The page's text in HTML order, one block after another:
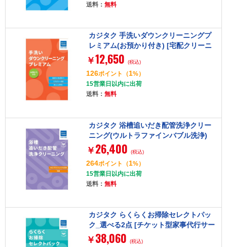
送料： 無料
カジタク 手洗いダウンクリーニングプ
レミアム(お預かり付き) [宅配クリーニ
ングサービス]
￥12,650 (税込)
126ポイント （1%）
15営業日以内に出荷
送料： 無料
カジタク 浴槽追いだき配管洗浄クリー
ニング(ウルトラファインバブル洗浄)
[チケット型家事代行サービス]
￥ 26,400 (税込)
264ポイント （1%）
15営業日以内に出荷
送料： 無料
カジタク らくらくお掃除セレクトパッ
ク_選べる2点 [チケット型家事代行サー
ビス]
￥ 38,060 (税込)